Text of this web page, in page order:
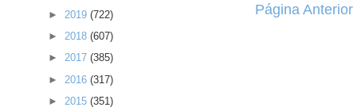
Página Anterior
► 2019 (722)
► 2018 (607)
► 2017 (385)
► 2016 (317)
► 2015 (351)